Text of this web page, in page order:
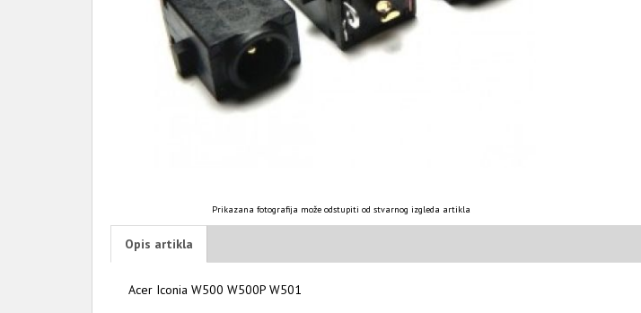
Prikazana fotografija može odstupiti od stvarnog izgleda artikla
Opis artikla
Acer Iconia W500 W500P W501